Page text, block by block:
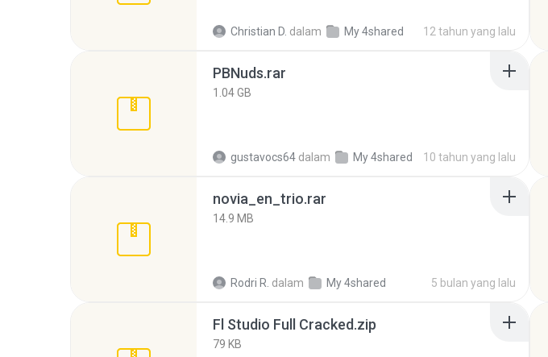
Christian D. dalam My 4shared 12 tahun yang lalu
PBNuds.rar
1.04 GB
gustavocs64 dalam My 4shared 10 tahun yang lalu
novia_en_trio.rar
14.9 MB
Rodri R. dalam My 4shared 5 bulan yang lalu
Fl Studio Full Cracked.zip
79 KB